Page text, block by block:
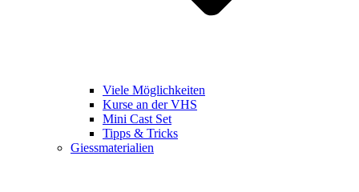
Viele Möglichkeiten
Kurse an der VHS
Mini Cast Set
Tipps & Tricks
Giessmaterialien